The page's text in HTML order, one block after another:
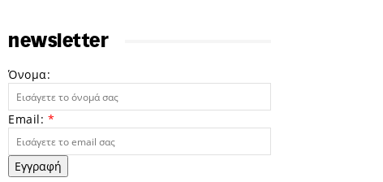
newsletter
Όνομα:
Email: *
Εγγραφή